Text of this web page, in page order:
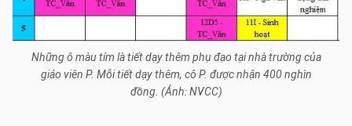
Những ô màu tím là tiết dạy thêm phụ đạo tại nhà trường của
giáo viên P. Mỗi tiết dạy thêm, cô P. được nhận 400 nghìn
đồng. (Ảnh: NVCC)